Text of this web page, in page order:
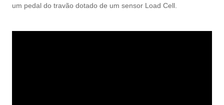
um pedal do travão dotado de um sensor Load Cell.